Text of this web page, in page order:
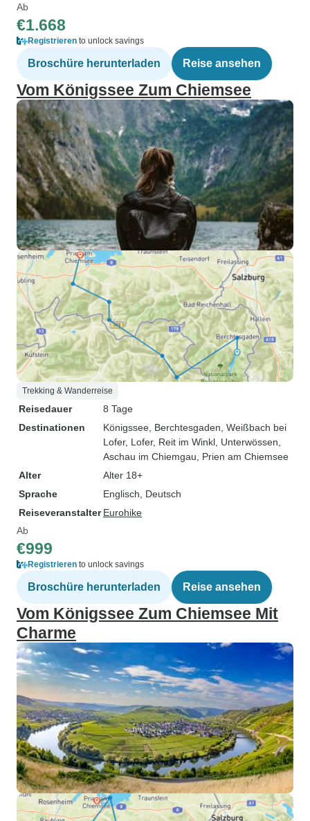
Ab
€1.668
Registrieren to unlock savings
Broschüre herunterladen Reise ansehen
Vom Königssee Zum Chiemsee
Trekking & Wanderreise
Reisedauer
8 Tage
Destinationen
Königssee , Berchtesgaden , Weißbach bei
Lofer, Lofer, Reit im Winkl , Unterwössen
Aschau im Chiemgau , Prien am Chiemsee
Alter
Alter 18+
Sprache
Englisch, Deutsch
Reiseveranstalter Eurohike
Ab
€999
Registrieren to unlock savings
Broschüre herunterladen Reise ansehen
Vom Königssee Zum Chiemsee Mit
Charme